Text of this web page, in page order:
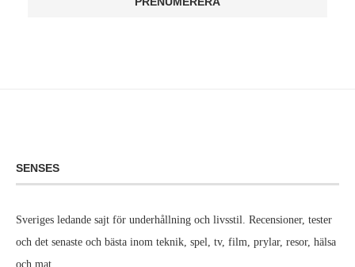
SENSES
Sveriges ledande sajt för underhållning och livsstil. Recensioner, tester
och det senaste och bästa inom teknik, spel, tv, film, prylar, resor, hälsa
och mat.